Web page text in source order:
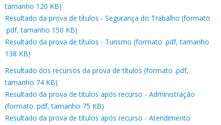
tamanho 120 KB)
Resultado da prova de títulos - Segurança do Trabalho (formato
.pdf, tamanho 150 KB)
Resultado da prova de títulos - Turismo (formato .pdf, tamanho
138 KB)
Resultado dos recursos da prova de títulos (formato .pdf,
tamanho 74 KB)
Resultado da prova de títulos após recurso - Administração
(formato .pdf, tamanho 75 KB)
Resultado da prova de títulos após recurso - Atendimento